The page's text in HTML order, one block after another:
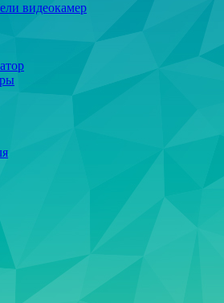
видеокамер